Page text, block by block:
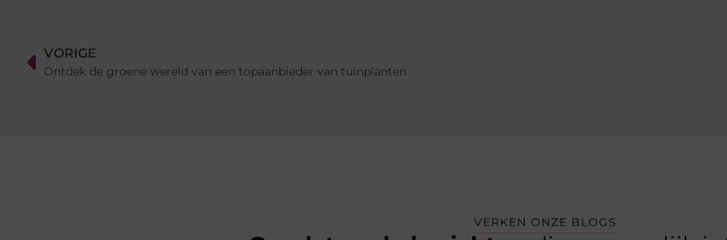
VORIGE
Ontdek de groene wereld van een topaanbieder van tuinplanten
VERKEN ONZE BLOGS